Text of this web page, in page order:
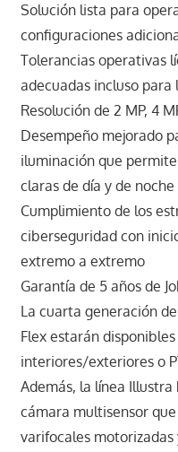
Solución lista para
configuraciones
Tolerancias operativas
adecuadas incluso
Resolución de 2 MP, 4
Desempeño mejorado
iluminación que
claras de día y de noche
Cumplimiento de los
ciberseguridad con
extremo a extremo
Garantía de 5 años de
La cuarta generación
Flex estarán
interiores/exteriores o
Además, la línea
cámara multisensor
varifocales